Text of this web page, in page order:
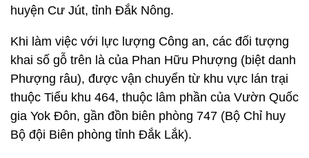
huyện Cư Jút, tỉnh Đắk Nông.
Khi làm việc với lực lượng Công an, các đối tượng
khai số gỗ trên là của Phan Hữu Phượng (biệt danh
Phượng râu), được vận chuyển từ khu vực lán trại
thuộc Tiểu khu 464, thuộc lâm phần của Vườn Quốc
gia Yok Đôn, gần đồn biên phòng 747 (Bộ Chỉ huy
Bộ đội Biên phòng tỉnh Đắk Lắk).